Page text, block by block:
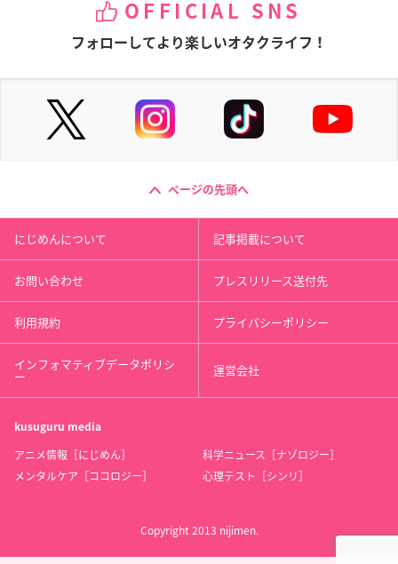
OFFICIAL SNS
フォローしてより楽しいオタクライフ！
ページの先頭へ
にじめんについて 記事掲載について
お問い合わせ プレスリリース送付先
利用規約 プライバシーポリシー
インフォマティブデータポリシ
ー 運営会社
kusuguru media
アニメ情報［にじめん］
科学ニュース［ナゾロジー］
メンタルケア［ココロジー］
心理テスト［シンリ］
Copyright 2013 nijimen.